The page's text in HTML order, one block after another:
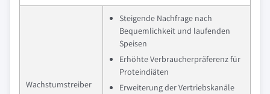
Wachstumstreiber
Steigende Nachfrage nach
Bequemlichkeit und laufenden
Speisen
Erhöhte Verbraucherpräferenz für
Proteindiäten
Erweiterung der Vertriebskanäle